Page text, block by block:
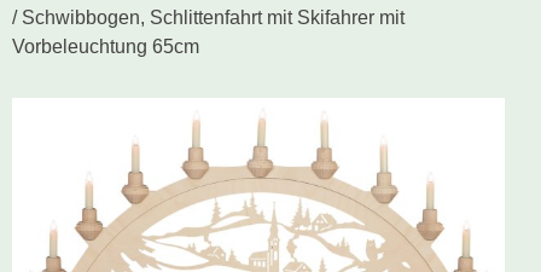
Ausgewählte Produkte
Holzkunst nach Hersteller
Schwibbogen
Räucherfiguren
Schwibbogen, Schlittenfahrt mit Skifahrer mit
Vorbeleuchtung 65cm